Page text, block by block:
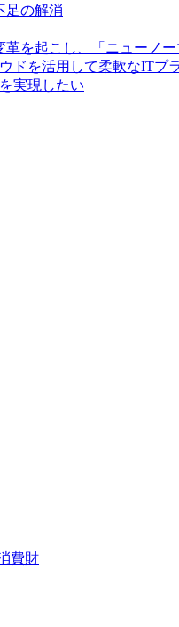
足の解消
革を起こし、「ニューノ
ドを活用して柔軟なITプ
実現したい
費財